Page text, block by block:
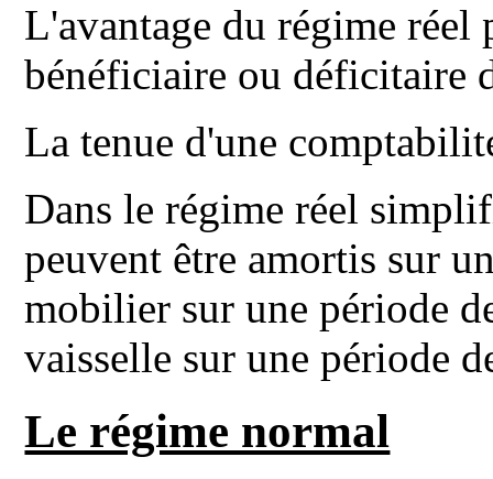
L'avantage du régime réel
bénéficiaire ou déficitaire
La tenue d'une
Dans le régime réel
peuvent être amortis sur
mobilier sur une période
vaisselle sur une période
Le régime normal